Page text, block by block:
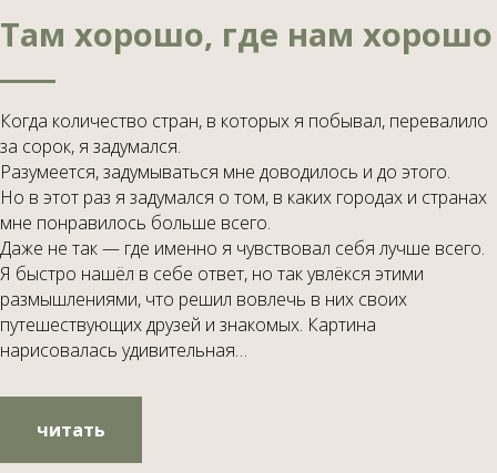
Там хорошо, где нам хорошо
Когда количество стран, в которых я побывал, перевалило
за сорок, я задумался.
Разумеется, задумываться мне доводилось и до этого.
Но в этот раз я задумался о том, в каких городах и странах
мне понравилось больше всего.
Даже не так — где именно я чувствовал себя лучше всего.
Я быстро нашёл в себе ответ, но так увлёкся этими
размышлениями, что решил вовлечь в них своих
путешествующих друзей и знакомых. Картина
нарисовалась удивительная…
читать